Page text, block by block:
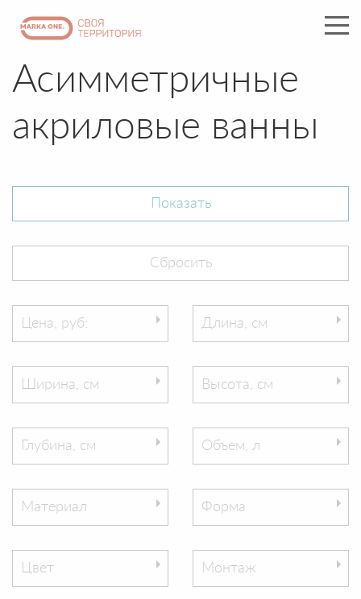
Асимметричные
акриловые ванны
Цена, руб: Длина, см
Ширина, см Высота, см
Глубина, см Объем, л
Материал Форма
Цвет Монтаж